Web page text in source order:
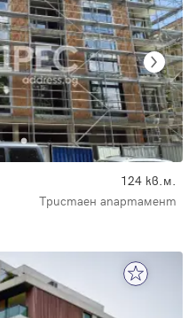
124 кв.м.
Тристаен апартамент